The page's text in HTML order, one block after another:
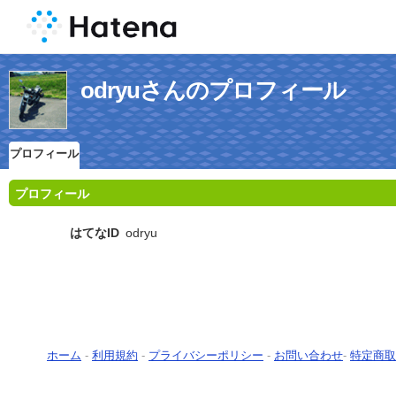
odryuさんのプロフィール
プロフィール
プロフィール
はてなID odryu
ホーム - 利用規約 - プライバシーポリシー - お問い合わせ- 特定商